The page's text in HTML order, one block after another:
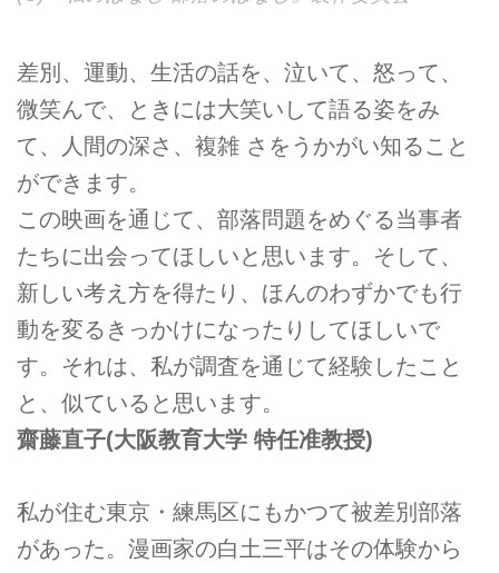
差別、運動、生活の話を、泣いて、怒って、
微笑んで、ときには大笑いして語る姿をみ
て、人間の深さ、複雑 さをうかがい知ること
ができます。
この映画を通じて、部落問題をめぐる当事者
たちに出会ってほしいと思います。そして、
新しい考え方を得たり、ほんのわずかでも行
動を変るきっかけになったりしてほしいで
す。それは、私が調査を通じて経験したこと
と、似ていると思います。
齋藤直子(大阪教育大学 特任准教授)
私が住む東京・練馬区にもかつて被差別部落
があった。漫画家の白土三平はその体験から